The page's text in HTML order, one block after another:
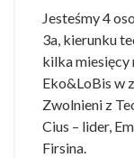
Jesteśmy 4
3a, kierunku
kilka miesięcy
Eko&LoBis w
Zwolnieni z
Cius – lider,
Firsina.